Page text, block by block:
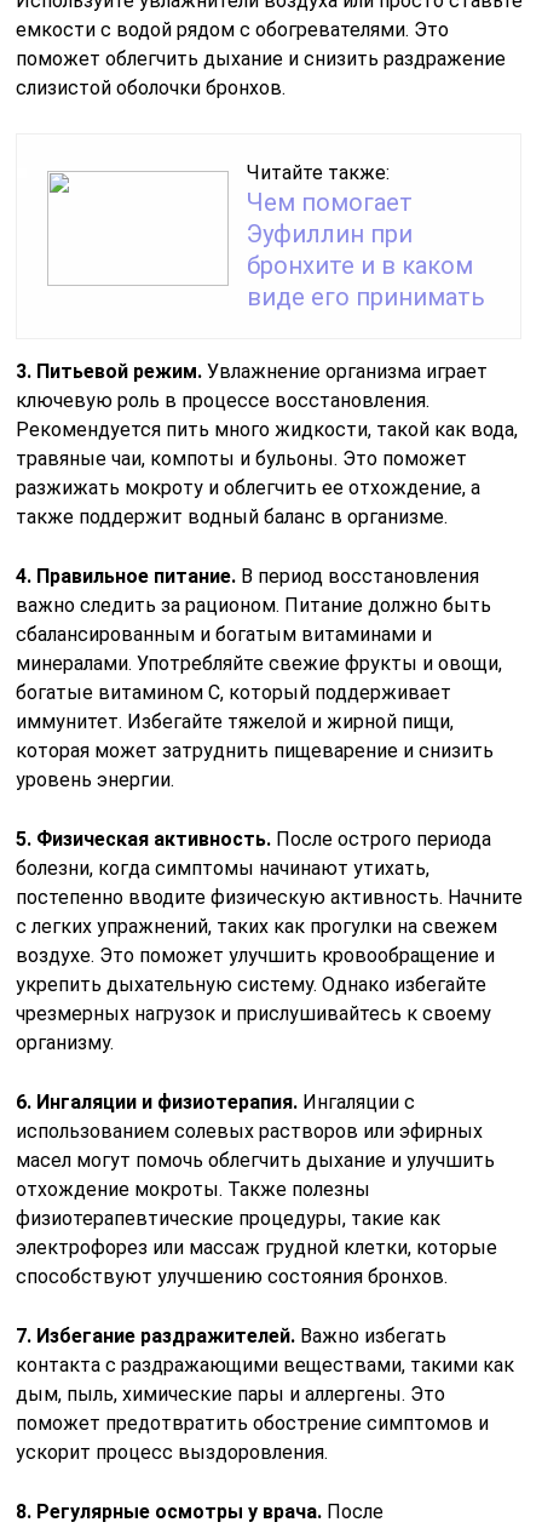
емкости с водой рядом с обогревателями. Это
поможет облегчить дыхание и снизить раздражение
слизистой оболочки бронхов.
Читайте также:
Чем помогает
Эуфиллин при
бронхите и в каком
виде его принимать
3. Питьевой режим. Увлажнение организма играет
ключевую роль в процессе восстановления.
Рекомендуется пить много жидкости, такой как вода,
травяные чаи, компоты и бульоны. Это поможет
разжижать мокроту и облегчить ее отхождение, а
также поддержит водный баланс в организме.
4. Правильное питание. В период восстановления
важно следить за рационом. Питание должно быть
сбалансированным и богатым витаминами и
минералами. Употребляйте свежие фрукты и овощи,
богатые витамином C, который поддерживает
иммунитет. Избегайте тяжелой и жирной пищи,
которая может затруднить пищеварение и снизить
уровень энергии.
5. Физическая активность. После острого периода
болезни, когда симптомы начинают утихать,
постепенно вводите физическую активность. Начните
с легких упражнений, таких как прогулки на свежем
воздухе. Это поможет улучшить кровообращение и
укрепить дыхательную систему. Однако избегайте
чрезмерных нагрузок и прислушивайтесь к своему
организму.
6. Ингаляции и физиотерапия. Ингаляции с
использованием солевых растворов или эфирных
масел могут помочь облегчить дыхание и улучшить
отхождение мокроты. Также полезны
физиотерапевтические процедуры, такие как
электрофорез или массаж грудной клетки, которые
способствуют улучшению состояния бронхов.
7. Избегание раздражителей. Важно избегать
контакта с раздражающими веществами, такими как
дым, пыль, химические пары и аллергены. Это
поможет предотвратить обострение симптомов и
ускорит процесс выздоровления.
8. Регулярные осмотры у врача. После